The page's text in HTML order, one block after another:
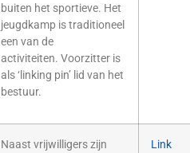
buiten het sportieve. Het
jeugdkamp is traditioneel
een van de
activiteiten. Voorzitter is
als ‘linking pin’ lid van het
bestuur.
Naast vrijwilligers zijn
Link